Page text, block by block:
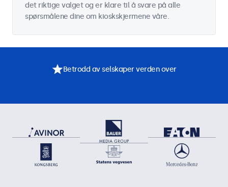
det riktige valget og er klare til å svare på alle
spørsmålene dine om kioskskjermene våre.
Betrodd av selskaper verden over